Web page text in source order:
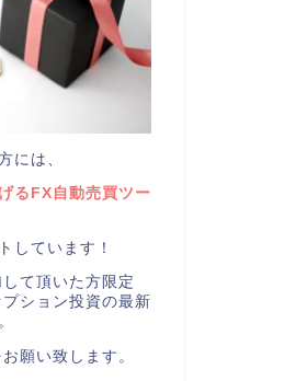
には、
るFX自動売買ツー
しています！
て頂いた方限定
ション投資の最新
願い致します。